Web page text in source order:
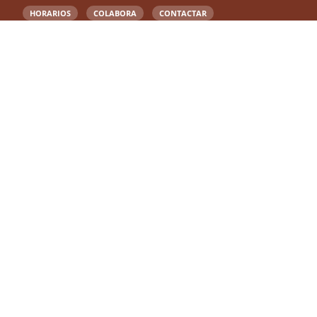
HORARIOS COLABORA CONTACTAR